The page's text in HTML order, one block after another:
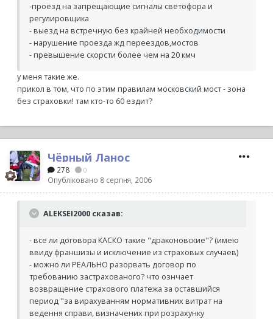
-проезд на запрещающие сигналы светофора и
регулировщика
- выезд на встречную без крайней необходимости
- нарушение проезда жд переездов,мостов
- превышение скорсти более чем на 20 кмч
у меня такие же.
прикол в том, что по этим правилам московский мост - зона
без страховки! там кто-то 60 ездит?
Чёрный Ланос
278 0
Опубліковано 8 серпня, 2006
ALEKSEI2000 сказав:
- все ли договора КАСКО такие "драконовские"? (имею
ввиду франшизы и исключение из страховых случаев)
- можно ли РЕАЛЬНО разорвать договор по
требованию застрахованого? что ознчает
возвращение страхового платежа за оставшийся
период "за вирахуванням нормативних витрат на
ведення справи, визначених при розрахунку